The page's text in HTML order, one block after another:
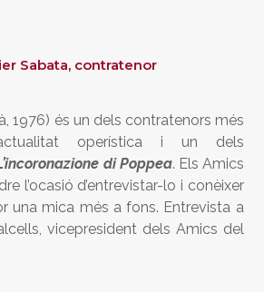
Sabata, contratenor
1976) és un dels contratenors més
operística i un dels
di Poppea. Els Amics
l’ocasió d’entrevistar-lo i conèixer
una mica més a fons. Entrevista a
vicepresident dels Amics del